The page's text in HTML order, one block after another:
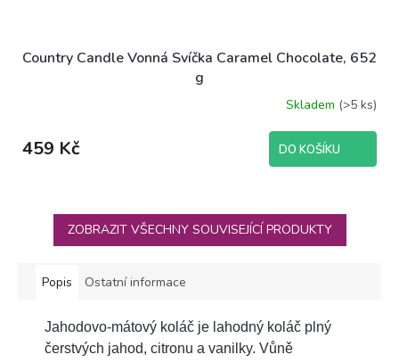
Country Candle Vonná Svíčka Caramel Chocolate, 652
g
produktu
je
hvězdiček.
Skladem (>5 ks)
459 Kč DO KOŠÍKU
ZOBRAZIT VŠECHNY SOUVISEJÍCÍ PRODUKTY
Popis Ostatní informace
Jahodovo-mátový koláč je lahodný koláč plný
čerstvých jahod, citronu a vanilky. Vůně